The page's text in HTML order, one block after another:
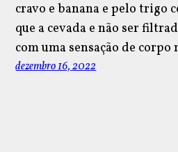
cravo e banana e pelo trigo
que a cevada e não ser
com uma sensação de corpo
dezembro 16, 2022